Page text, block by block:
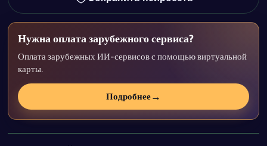
Нужна оплата зарубежного сервиса?
Оплата зарубежных ИИ-сервисов с помощью виртуальной
карты.
Подробнее→